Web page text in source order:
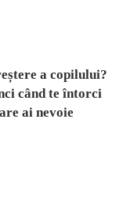
a copilului?
când te întorci
ai nevoie